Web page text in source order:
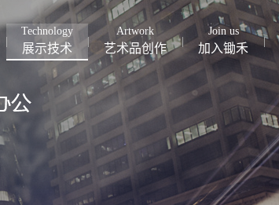
展示技术
Technology
艺术品创作
Artwork
加入锄禾
Join us